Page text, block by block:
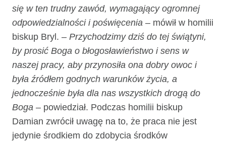
się w ten trudny zawód, wymagający ogromnej
odpowiedzialności i poświęcenia – mówił w homilii
biskup Bryl. – Przychodzimy dziś do tej świątyni,
by prosić Boga o błogosławieństwo i sens w
naszej pracy, aby przynosiła ona dobry owoc i
była źródłem godnych warunków życia, a
jednocześnie była dla nas wszystkich drogą do
Boga – powiedział. Podczas homilii biskup
Damian zwrócił uwagę na to, że praca nie jest
jedynie środkiem do zdobycia środków